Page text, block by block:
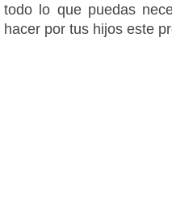
todo lo que puedas
hacer por tus hijos este